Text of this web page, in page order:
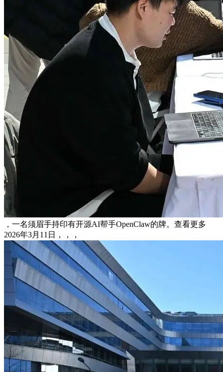
，一名须眉手持印有开源AI帮手OpenClaw的牌。查看更多
2026年3月11日，，，